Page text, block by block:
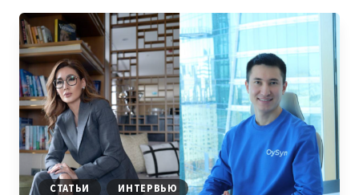
СТАТЬИ ИНТЕРВЬЮ